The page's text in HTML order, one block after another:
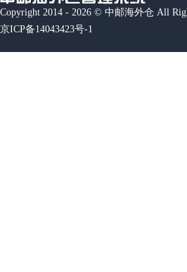
Copyright 2014 - 2026 © 中邮海外仓 All
京ICP备14043423号-1